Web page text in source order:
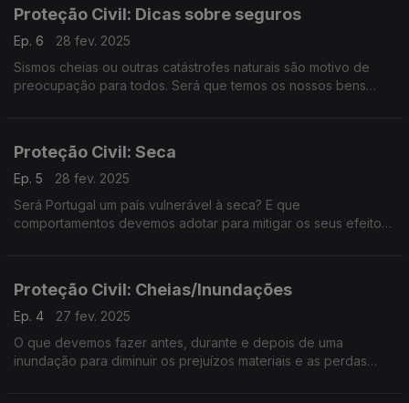
Proteção Civil: Dicas sobre seguros
Ep. 6
28 fev. 2025
Sismos cheias ou outras catástrofes naturais são motivo de
preocupação para todos. Será que temos os nossos bens
Proteção Civil: Seca
Ep. 5
28 fev. 2025
Será Portugal um país vulnerável à seca? E que
comportamentos devemos adotar para mitigar os seus efeitos?
Proteção Civil: Cheias/Inundações
Ep. 4
27 fev. 2025
O que devemos fazer antes, durante e depois de uma
inundação para diminuir os prejuízos materiais e as perdas